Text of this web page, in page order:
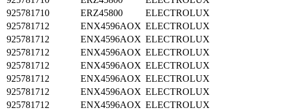
925781710
ERZ45800
ELECTROLUX
925781712
ENX4596AOX ELECTROLUX
925781712
ENX4596AOX ELECTROLUX
925781712
ENX4596AOX ELECTROLUX
925781712
ENX4596AOX ELECTROLUX
925781712
ENX4596AOX ELECTROLUX
925781712
ENX4596AOX ELECTROLUX
925781712
ENX4596AOX ELECTROLUX